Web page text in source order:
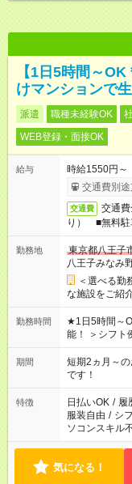
【1日5時間～
けマンションで
派遣 職種未経験OK
WEB登録・面接OK
給与
時給1550円
交通費別途
交通費
交通
り） ■無料駐
勤務地
東京都八王子
八王子みなみ
＜選べる
な施設をご紹
勤務時間
★1日5時間～
能！ ＞シフト
のご都合に合
でお休みや時
い。
期間
短期2ヵ月～
です！
特徴 日払いOK / 履
服装自由 / シ
ソコンスキル
気になる！